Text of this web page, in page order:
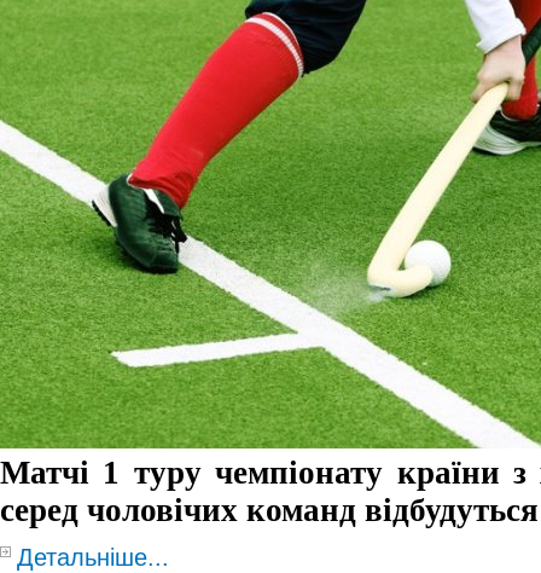
Матчі 1 туру чемпіонату країни
серед чоловічих команд відбуду
Детальніше...